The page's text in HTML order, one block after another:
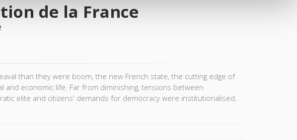
de la France
than they were boom, the new French state, the cutting edge of
and economic life. Far from diminishing, tensions between
elite and citizens' demands for democracy were institutionalised.